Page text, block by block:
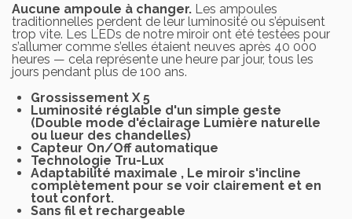
Aucune ampoule à changer. Les ampoules
traditionnelles perdent de leur luminosité ou s’épuisent
trop vite. Les LEDs de notre miroir ont été testées pour
s’allumer comme s’elles étaient neuves après 40 000
heures — cela représente une heure par jour, tous les
jours pendant plus de 100 ans.
Grossissement X 5
Luminosité réglable d'un simple geste
(Double mode d'éclairage Lumière naturelle
ou lueur des chandelles)
Capteur On/Off automatique
Technologie Tru-Lux
Adaptabilité maximale , Le miroir s'incline
complètement pour se voir clairement et en
tout confort.
Sans fil et rechargeable